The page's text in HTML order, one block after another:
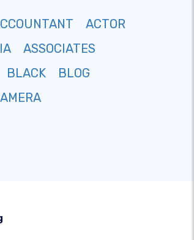
ACTOR
ASSOCIATES
BLACK
BLOG